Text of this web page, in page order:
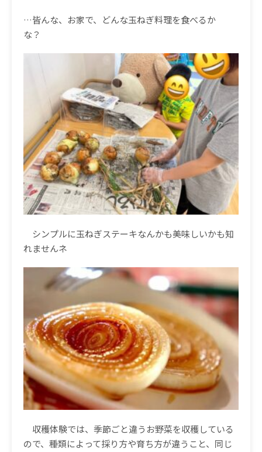
…皆んな、お家で、どんな玉ねぎ料理を食べるか
な？
シンプルに玉ねぎステーキなんかも美味しいかも知
れませんネ
収穫体験では、季節ごと違うお野菜を収穫している
ので、種類によって採り方や育ち方が違うこと、同じ